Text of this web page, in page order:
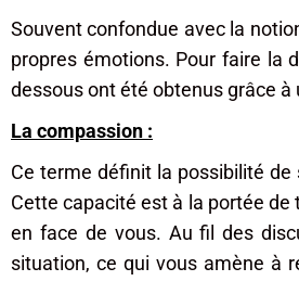
Souvent confondue avec la
propres émotions. Pour faire la
dessous ont été obtenus grâce
La compassion :
Ce terme définit la possibilité
Cette capacité est à la portée
en face de vous. Au fil des
situation, ce qui vous amène à